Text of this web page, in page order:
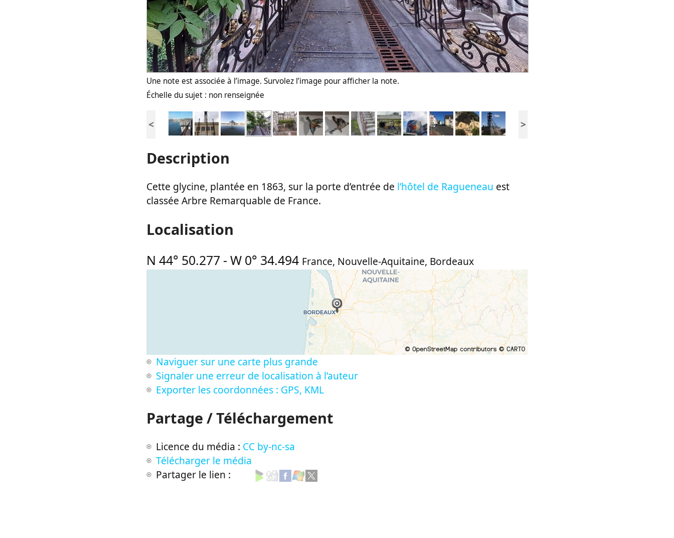
Une note est associée à l’image. Survolez l’image pour afficher la note.
Échelle du sujet : non renseignée
< >
Description
Cette glycine, plantée en 1863, sur la porte d’entrée de l’hôtel de Ragueneau est
classée Arbre Remarquable de France.
Localisation
N 44° 50.277 - W 0° 34.494 France, Nouvelle-Aquitaine, Bordeaux
Naviguer sur une carte plus grande
Signaler une erreur de localisation à l’auteur
Exporter les coordonnées : GPS, KML
Partage / Téléchargement
Licence du média : CC by-nc-sa
Télécharger le média
Partager le lien :